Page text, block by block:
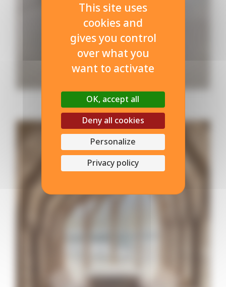
This site uses
cookies and
gives you control
over what you
want to activate
OK, accept all
Deny all cookies
Personalize
Privacy policy